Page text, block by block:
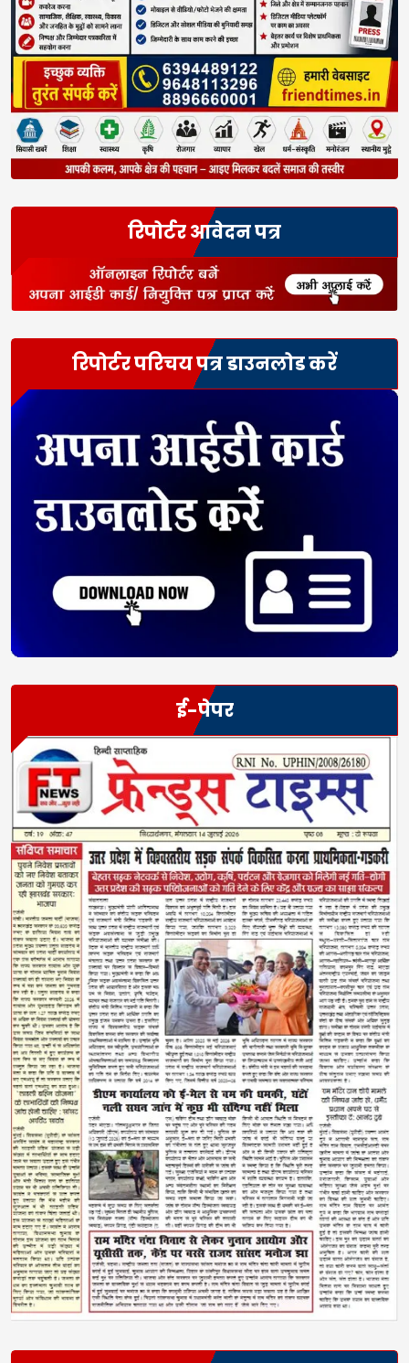
रिपोर्टर आवेदन पत्र
रिपोर्टर परिचय पत्र डाउनलोड करें
ई-पेपर